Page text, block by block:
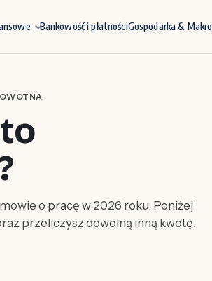
Bankowość i płatnościGospodarka & Makro
o pracę w 2026 roku. Poniżej
przeliczysz dowolną inną kwotę.